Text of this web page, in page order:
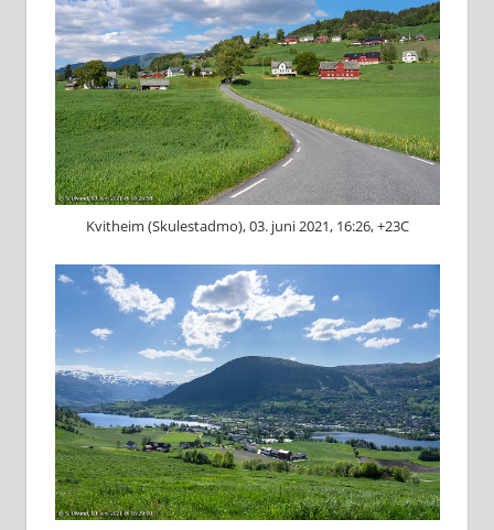
Kvitheim (Skulestadmo), 03. juni 2021, 16:26, +23C